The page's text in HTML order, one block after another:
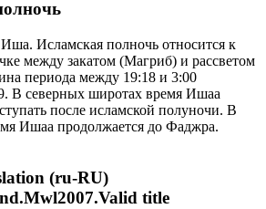
Исламская полночь относится к
между закатом (Магриб) и рассветом
периода между 19:18 и 3:00
В северных широтах время Ишаа
после исламской полуночи. В
Ишаа продолжается до Фаджра.
(ru-RU)
title